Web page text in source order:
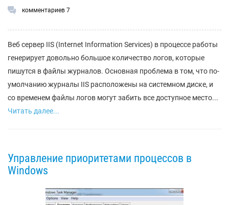
комментариев 7
Веб сервер IIS (Internet Information Services) в процессе работы
генерирует довольно большое количество логов, которые
пишутся в файлы журналов. Основная проблема в том, что по-
умолчанию журналы IIS расположены на системном диске, и
со временем файлы логов могут забить все доступное место...
Читать далее...
Управление приоритетами процессов в
Windows